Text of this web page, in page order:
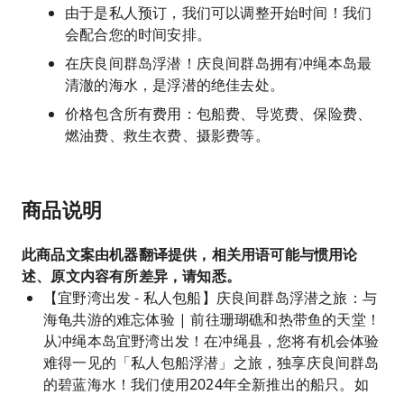
由于是私人预订，我们可以调整开始时间！我们
会配合您的时间安排。
在庆良间群岛浮潜！庆良间群岛拥有冲绳本岛最
清澈的海水，是浮潜的绝佳去处。
价格包含所有费用：包船费、导览费、保险费、
燃油费、救生衣费、摄影费等。
商品说明
此商品文案由机器翻译提供，相关用语可能与惯用论
述、原文内容有所差异，请知悉。
【宜野湾出发 - 私人包船】庆良间群岛浮潜之旅：与
海龟共游的难忘体验 | 前往珊瑚礁和热带鱼的天堂！
从冲绳本岛宜野湾出发！在冲绳县，您将有机会体验
难得一见的「私人包船浮潜」之旅，独享庆良间群岛
的碧蓝海水！我们使用2024年全新推出的船只。如